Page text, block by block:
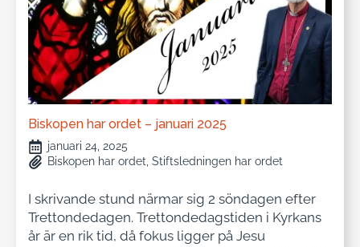
Biskopen har ordet – januari 2025
januari 24, 2025
Biskopen har ordet Stiftsledningen har ordet
I skrivande stund närmar sig 2 söndagen efter
Trettondedagen. Trettondedagstiden i Kyrkans
år är en rik tid, då fokus ligger på Jesu